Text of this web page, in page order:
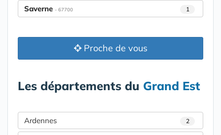
Saverne - 67700 1
Proche de vous
Les départements du Grand Est
Ardennes 2